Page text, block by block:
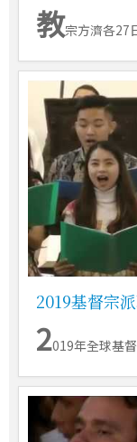
教宗方濟各27
2019基督宗
2019年全球基